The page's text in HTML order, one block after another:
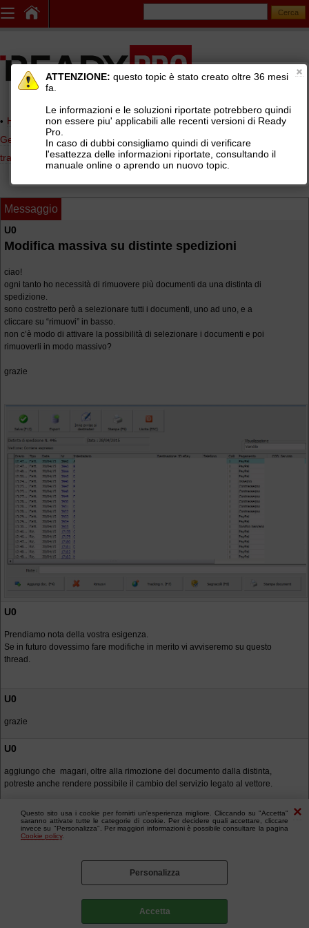
Questo sito usa i cookie per fornirti un'esperienza migliore. Cliccando su "Accetta"
saranno attivate tutte le categorie di cookie. Per decidere quali accettare, cliccare
invece su "Personalizza". Per maggiori informazioni è possibile consultare la pagina
Cookie policy.
Personalizza
Accetta
Home page> AREE DI SUPPORTO TECNICO GRATUITO>
Gestionale Ready Pro>Logistica, lotti e matricole, picking, corrieri e
tracking
Distinte di spedizione vettori (BRT, SDA, TNT, UPS, GLS, ...)
Messaggio
U0
Modifica massiva su distinte spedizioni
ciao!
ogni tanto ho necessità di rimuovere più documenti da una distinta di
spedizione.
sono costretto però a selezionare tutti i documenti, uno ad uno, e a
cliccare su “rimuovi” in basso.
non c’è modo di attivare la possibilità di selezionare i documenti e poi
rimuoverli in modo massivo?
grazie
U0
Prendiamo nota della vostra esigenza.
Se in futuro dovessimo fare modifiche in merito vi avviseremo su questo
thread.
U0
grazie
U0
aggiungo che magari, oltre alla rimozione del documento dalla distinta,
potreste anche rendere possibile il cambio del servizio legato al vettore.
ATTENZIONE: questo topic è stato creato oltre 36 mesi
fa.
Le informazioni e le soluzioni riportate potrebbero quindi
non essere piu' applicabili alle recenti versioni di Ready
Pro.
In caso di dubbi consigliamo quindi di verificare
l'esattezza delle informazioni riportate, consultando il
manuale online o aprendo un nuovo topic.